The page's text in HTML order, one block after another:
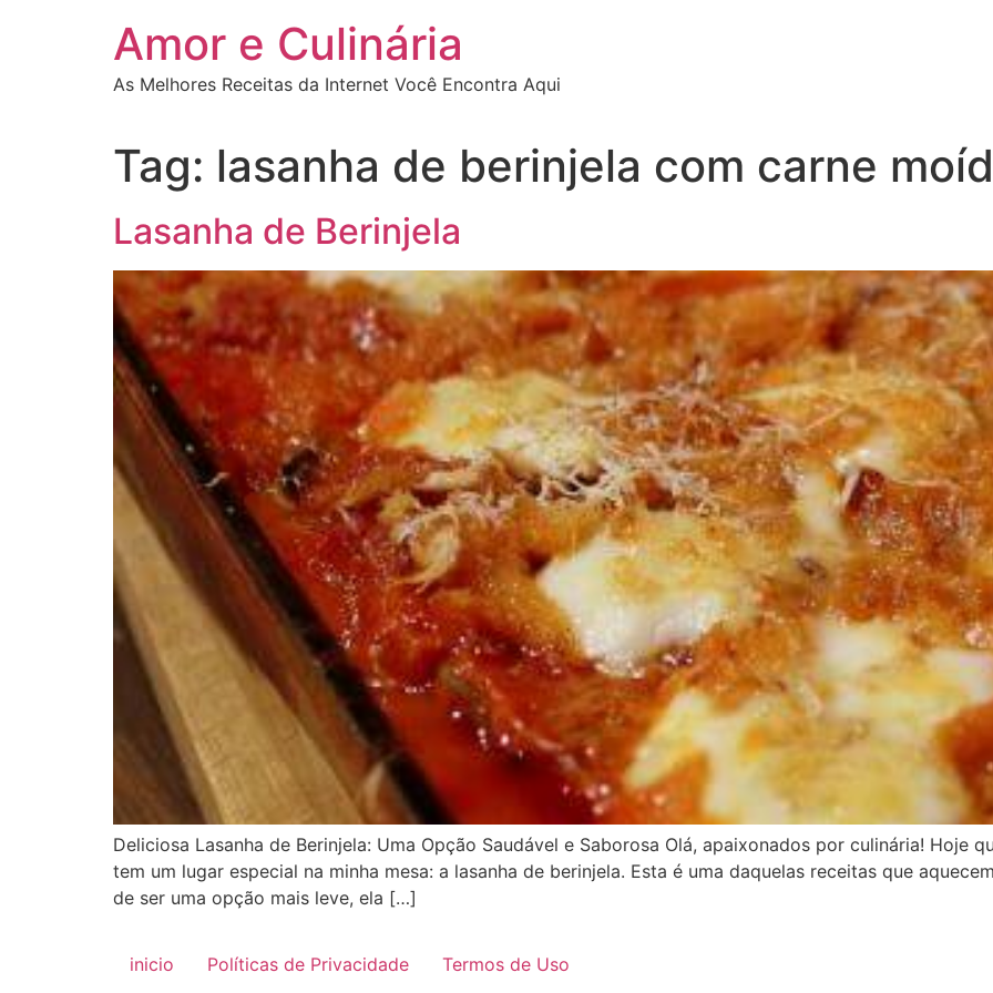
Amor e Culinária
As Melhores Receitas da Internet Você Encontra Aqui
Tag: lasanha de berinjela com carne
Lasanha de Berinjela
Deliciosa Lasanha de Berinjela: Uma Opção Saudável e Saborosa Olá, apaixonados por culinária! Hoje
tem um lugar especial na minha mesa: a lasanha de berinjela. Esta é uma daquelas receitas que
de ser uma opção mais leve, ela […]
inicio Políticas de Privacidade Termos de Uso